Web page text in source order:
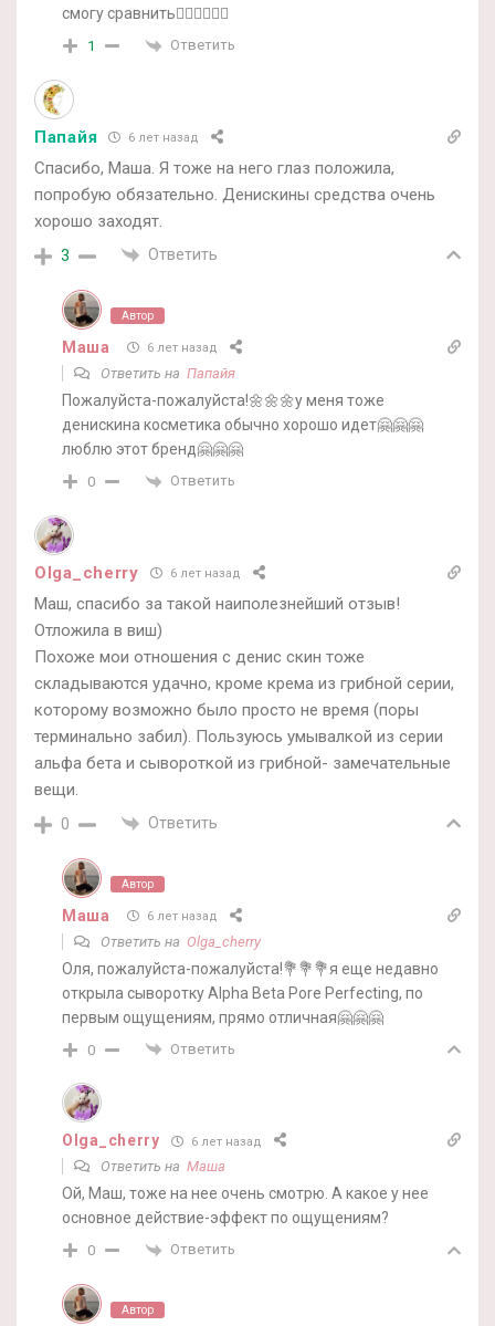
смогу сравнить🤷‍♀️🤷‍♀️🤷‍♀️
1 Ответить
Папайя 6 лет назад
Спасибо, Маша. Я тоже на него глаз положила,
попробую обязательно. Денискины средства очень
хорошо заходят.
3 Ответить
Автор
Маша 6 лет назад
Ответить на Папайя
Пожалуйста-пожалуйста!🌼🌼🌼у меня тоже
денискина косметика обычно хорошо идет🤗🤗🤗
люблю этот бренд🤗🤗🤗
0 Ответить
Olga_cherry 6 лет назад
Маш, спасибо за такой наиполезнейший отзыв!
Отложила в виш)
Похоже мои отношения с денис скин тоже
складываются удачно, кроме крема из грибной серии,
которому возможно было просто не время (поры
терминально забил). Пользуюсь умывалкой из серии
альфа бета и сывороткой из грибной- замечательные
вещи.
0 Ответить
Автор
Маша 6 лет назад
Ответить на Olga_cherry
Оля, пожалуйста-пожалуйста!💐💐💐я еще недавно
открыла сыворотку Alpha Beta Pore Perfecting, по
первым ощущениям, прямо отличная🤗🤗🤗
0 Ответить
Olga_cherry 6 лет назад
Ответить на Маша
Ой, Маш, тоже на нее очень смотрю. А какое у нее
основное действие-эффект по ощущениям?
0 Ответить
Автор